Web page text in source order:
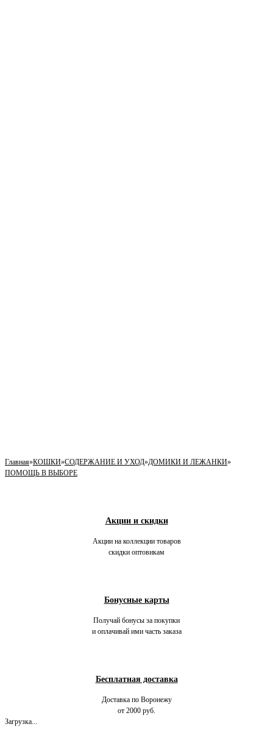
Главная»КОШКИ»СОДЕРЖАНИЕ И УХОД»ДОМИКИ И ЛЕЖАНКИ»
ПОМОЩЬ В ВЫБОРЕ
Акции и скидки
Акции на коллекции товаров
скидки оптовикам
Бонусные карты
Получай бонусы за покупки
и оплачивай ими часть заказа
Бесплатная доставка
Доставка по Воронежу
от 2000 руб.
Загрузка...